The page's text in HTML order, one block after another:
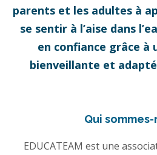
parents et les adultes à
se sentir à l’aise dans
en confiance grâce à
bienveillante et
Qui sommes-
EDUCATEAM est une